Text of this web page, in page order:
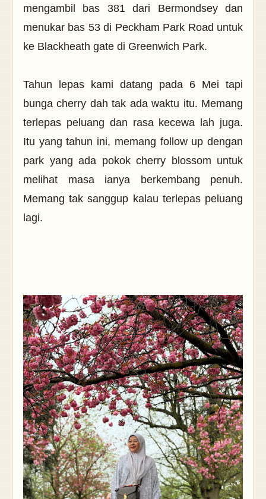
mengambil bas 381 dari Bermondsey dan
menukar bas 53 di Peckham Park Road untuk
ke Blackheath gate di Greenwich Park.
Tahun lepas kami datang pada 6 Mei tapi
bunga cherry dah tak ada waktu itu. Memang
terlepas peluang dan rasa kecewa lah juga.
Itu yang tahun ini, memang follow up dengan
park yang ada pokok cherry blossom untuk
melihat masa ianya berkembang penuh.
Memang tak sanggup kalau terlepas peluang
lagi.